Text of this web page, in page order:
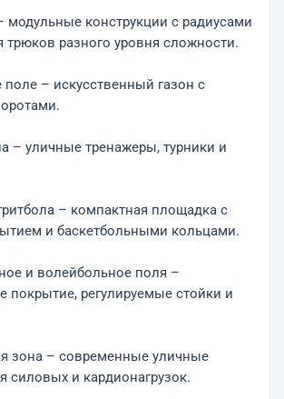
модульные конструкции с радиусами
трюков разного уровня сложности.
поле – искусственный газон с
– уличные тренажеры, турники и
– компактная площадка с
и баскетбольными кольцами.
и волейбольное поля –
покрытие, регулируемые стойки и
зона – современные уличные
силовых и кардионагрузок.